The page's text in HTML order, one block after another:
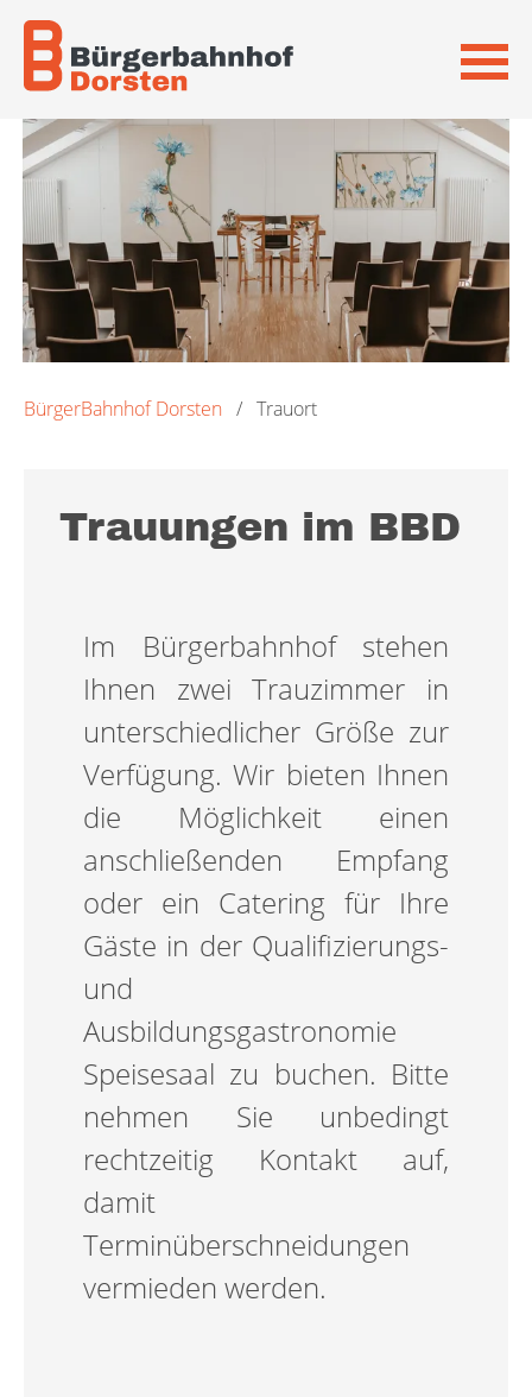
Navigation
überspringen
BürgerBahnhof Dorsten Trauort
Trauungen im BBD
Im Bürgerbahnhof stehen
Ihnen zwei Trauzimmer in
unterschiedlicher Größe zur
Verfügung. Wir bieten Ihnen
die Möglichkeit einen
anschließenden Empfang
oder ein Catering für Ihre
Gäste in der Qualifizierungs-
und
Ausbildungsgastronomie
Speisesaal zu buchen. Bitte
nehmen Sie unbedingt
rechtzeitig Kontakt auf,
damit
Terminüberschneidungen
vermieden werden.